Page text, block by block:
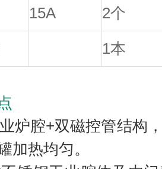
15A
2个
1本
炉腔+双磁控管结构
加热均匀。